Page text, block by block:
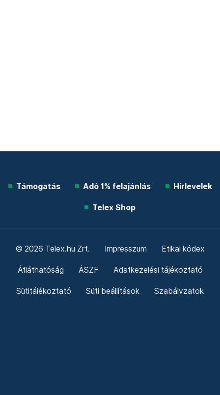
Támogatás Adó 1% felajánlás Hírlevelek
Telex Shop
© 2026 Telex.hu Zrt. Impresszum Etikai kódex
Átláthatóság ÁSZF Adatkezelési tájékoztató
Sütitájékoztató Süti beállítások Szabályzatok